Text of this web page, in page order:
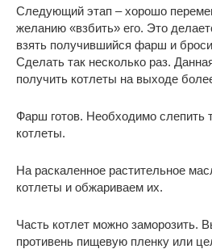
Следующий этап – хорошо
желанию «взбить» его. Это
взять получившийся фарш и
Сделать так несколько раз.
получить котлеты на выходе
Фарш готов. Необходимо слепить
котлеты.
На раскаленное растительное
котлеты и обжариваем их.
Часть котлет можно заморозить.
противень пищевую пленку или